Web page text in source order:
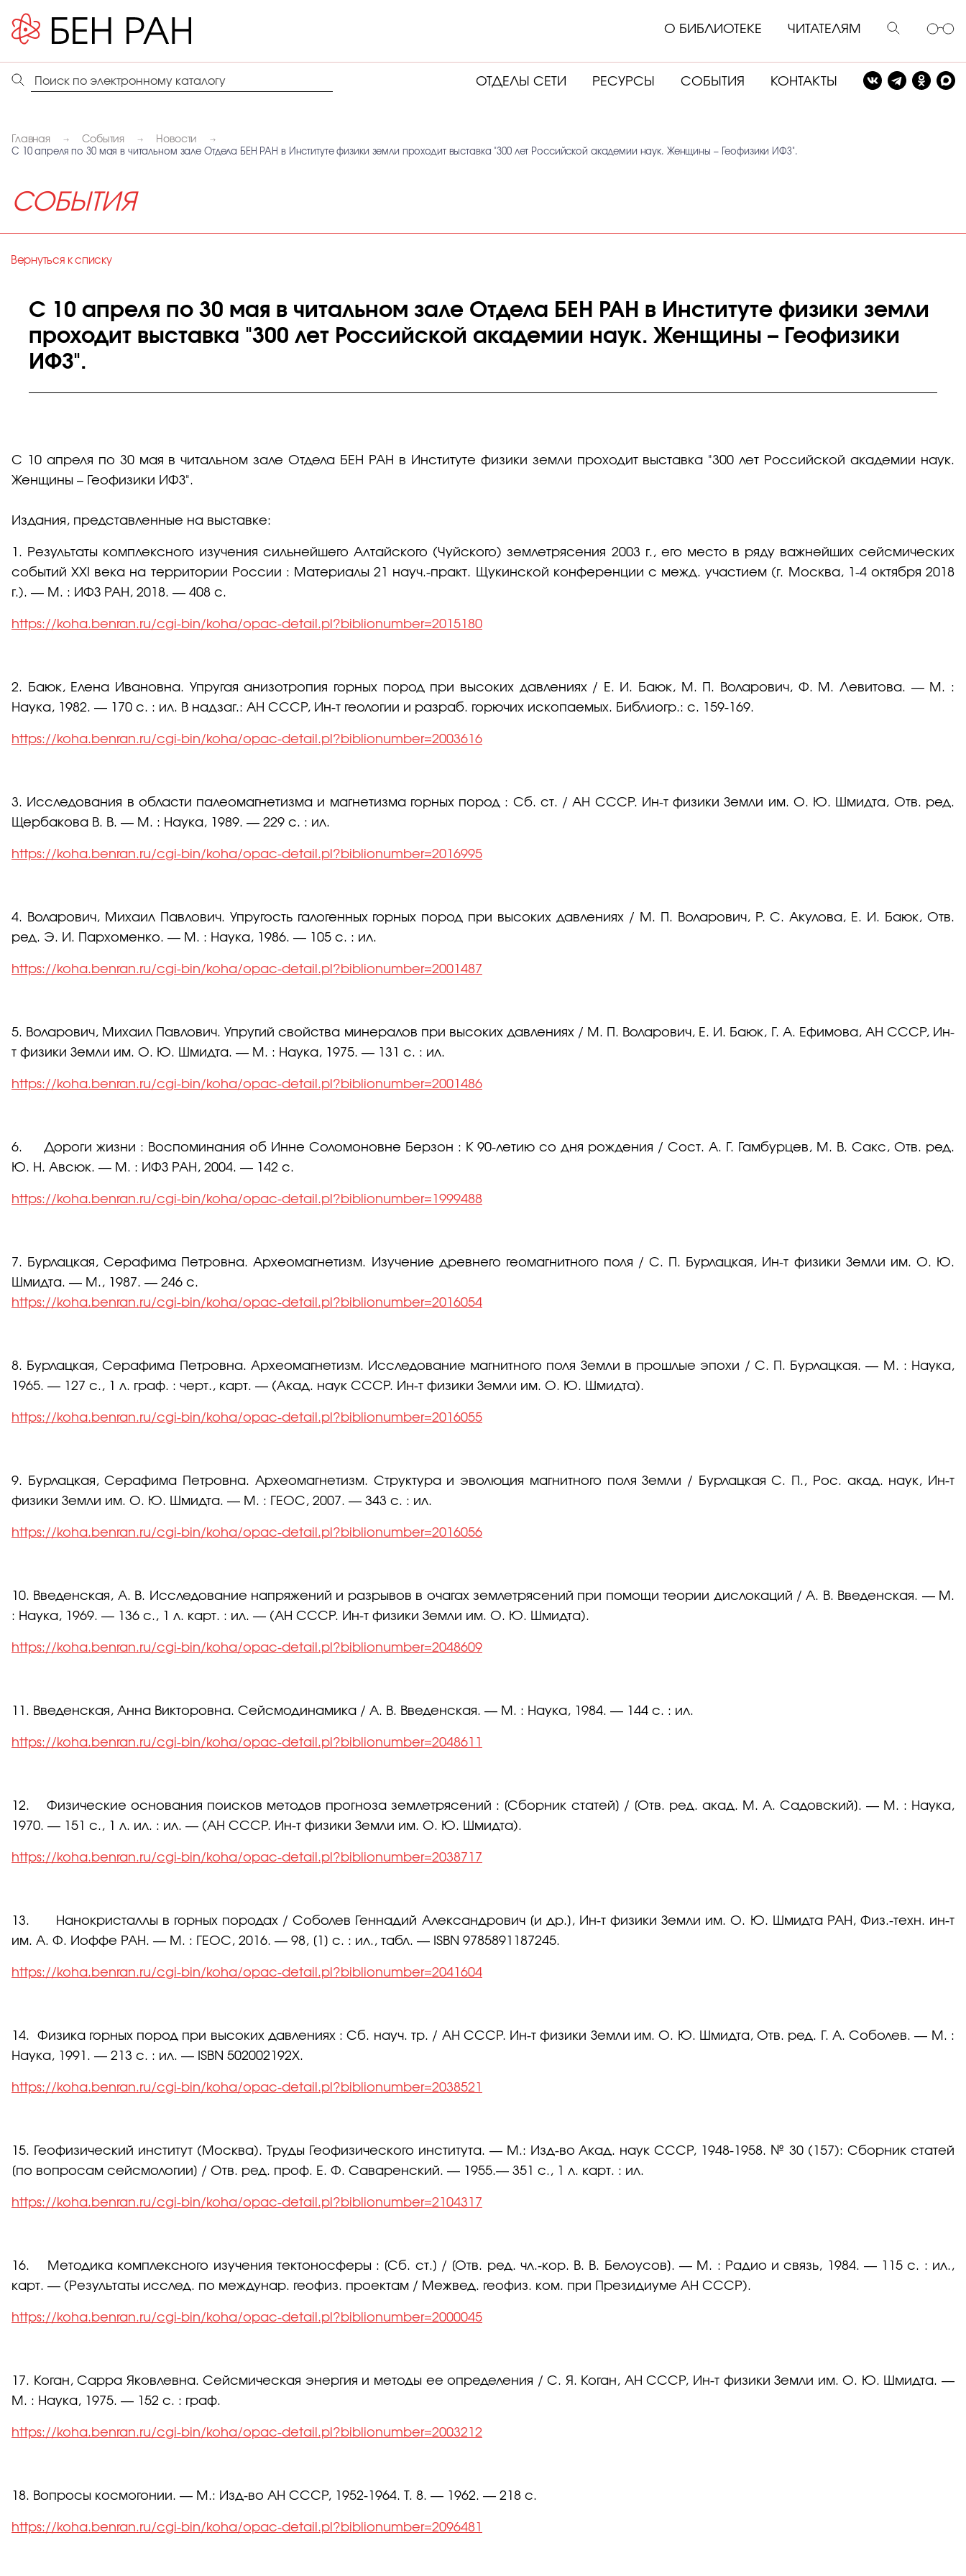
О БИБЛИОТЕКЕ ЧИТАТЕЛЯМ
ОТДЕЛЫ СЕТИ РЕСУРСЫ СОБЫТИЯ КОНТАКТЫ
Главная События Новости
С 10 апреля по 30 мая в читальном зале Отдела БЕН РАН в Институте физики земли проходит выставка "300 лет Российской академии наук. Женщины – Геофизики ИФЗ".
СОБЫТИЯ
Вернуться к списку
С 10 апреля по 30 мая в читальном зале Отдела БЕН РАН в Институте физики земли
проходит выставка "300 лет Российской академии наук. Женщины – Геофизики
ИФЗ".
С 10 апреля по 30 мая в читальном зале Отдела БЕН РАН в Институте физики земли проходит выставка "300 лет Российской академии наук.
Женщины – Геофизики ИФЗ".
Издания, представленные на выставке:
1. Результаты комплексного изучения сильнейшего Алтайского (Чуйского) землетрясения 2003 г., его место в ряду важнейших сейсмических
событий XXI века на территории России : Материалы 21 науч.-практ. Щукинской конференции с межд. участием (г. Москва, 1-4 октября 2018
г.). — М. : ИФЗ РАН, 2018. — 408 с.
https://koha.benran.ru/cgi-bin/koha/opac-detail.pl?biblionumber=2015180
2. Баюк, Елена Ивановна. Упругая анизотропия горных пород при высоких давлениях / Е. И. Баюк, М. П. Воларович, Ф. М. Левитова. — М. :
Наука, 1982. — 170 с. : ил. В надзаг.: АН СССР, Ин-т геологии и разраб. горючих ископаемых. Библиогр.: с. 159-169.
https://koha.benran.ru/cgi-bin/koha/opac-detail.pl?biblionumber=2003616
3. Исследования в области палеомагнетизма и магнетизма горных пород : Сб. ст. / АН СССР. Ин-т физики Земли им. О. Ю. Шмидта, Отв. ред.
Щербакова В. В. — М. : Наука, 1989. — 229 с. : ил.
https://koha.benran.ru/cgi-bin/koha/opac-detail.pl?biblionumber=2016995
4. Воларович, Михаил Павлович. Упругость галогенных горных пород при высоких давлениях / М. П. Воларович, Р. С. Акулова, Е. И. Баюк, Отв.
ред. Э. И. Пархоменко. — М. : Наука, 1986. — 105 с. : ил.
https://koha.benran.ru/cgi-bin/koha/opac-detail.pl?biblionumber=2001487
5. Воларович, Михаил Павлович. Упругий свойства минералов при высоких давлениях / М. П. Воларович, Е. И. Баюк, Г. А. Ефимова, АН СССР, Ин-
т физики Земли им. О. Ю. Шмидта. — М. : Наука, 1975. — 131 с. : ил.
https://koha.benran.ru/cgi-bin/koha/opac-detail.pl?biblionumber=2001486
6. Дороги жизни : Воспоминания об Инне Соломоновне Берзон : К 90-летию со дня рождения / Сост. А. Г. Гамбурцев, М. В. Сакс, Отв. ред.
Ю. Н. Авсюк. — М. : ИФЗ РАН, 2004. — 142 с.
https://koha.benran.ru/cgi-bin/koha/opac-detail.pl?biblionumber=1999488
7. Бурлацкая, Серафима Петровна. Археомагнетизм. Изучение древнего геомагнитного поля / С. П. Бурлацкая, Ин-т физики Земли им. О. Ю.
Шмидта. — М., 1987. — 246 с.
https://koha.benran.ru/cgi-bin/koha/opac-detail.pl?biblionumber=2016054
8. Бурлацкая, Серафима Петровна. Археомагнетизм. Исследование магнитного поля Земли в прошлые эпохи / С. П. Бурлацкая. — М. : Наука,
1965. — 127 с., 1 л. граф. : черт., карт. — (Акад. наук СССР. Ин-т физики Земли им. О. Ю. Шмидта).
https://koha.benran.ru/cgi-bin/koha/opac-detail.pl?biblionumber=2016055
9. Бурлацкая, Серафима Петровна. Археомагнетизм. Структура и эволюция магнитного поля Земли / Бурлацкая С. П., Рос. акад. наук, Ин-т
физики Земли им. О. Ю. Шмидта. — М. : ГЕОС, 2007. — 343 с. : ил.
https://koha.benran.ru/cgi-bin/koha/opac-detail.pl?biblionumber=2016056
10. Введенская, А. В. Исследование напряжений и разрывов в очагах землетрясений при помощи теории дислокаций / А. В. Введенская. — М.
: Наука, 1969. — 136 с., 1 л. карт. : ил. — (АН СССР. Ин-т физики Земли им. О. Ю. Шмидта).
https://koha.benran.ru/cgi-bin/koha/opac-detail.pl?biblionumber=2048609
11. Введенская, Анна Викторовна. Сейсмодинамика / А. В. Введенская. — М. : Наука, 1984. — 144 с. : ил.
https://koha.benran.ru/cgi-bin/koha/opac-detail.pl?biblionumber=2048611
12. Физические основания поисков методов прогноза землетрясений : [Сборник статей] / [Отв. ред. акад. М. А. Садовский]. — М. : Наука,
1970. — 151 с., 1 л. ил. : ил. — (АН СССР. Ин-т физики Земли им. О. Ю. Шмидта).
https://koha.benran.ru/cgi-bin/koha/opac-detail.pl?biblionumber=2038717
13. Нанокристаллы в горных породах / Соболев Геннадий Александрович [и др.], Ин-т физики Земли им. О. Ю. Шмидта РАН, Физ.-техн. ин-т
им. А. Ф. Иоффе РАН. — М. : ГЕОС, 2016. — 98, [1] с. : ил., табл. — ISBN 9785891187245.
https://koha.benran.ru/cgi-bin/koha/opac-detail.pl?biblionumber=2041604
14. Физика горных пород при высоких давлениях : Сб. науч. тр. / АН СССР. Ин-т физики Земли им. О. Ю. Шмидта, Отв. ред. Г. А. Соболев. — М. :
Наука, 1991. — 213 с. : ил. — ISBN 502002192X.
https://koha.benran.ru/cgi-bin/koha/opac-detail.pl?biblionumber=2038521
15. Геофизический институт (Москва). Труды Геофизического института. — М.: Изд-во Акад. наук СССР, 1948-1958. № 30 (157): Сборник статей
[по вопросам сейсмологии] / Отв. ред. проф. Е. Ф. Саваренский. — 1955.— 351 с., 1 л. карт. : ил.
https://koha.benran.ru/cgi-bin/koha/opac-detail.pl?biblionumber=2104317
16. Методика комплексного изучения тектоносферы : [Сб. ст.] / [Отв. ред. чл.-кор. В. В. Белоусов]. — М. : Радио и связь, 1984. — 115 с. : ил.,
карт. — (Результаты исслед. по междунар. геофиз. проектам / Межвед. геофиз. ком. при Президиуме АН СССР).
https://koha.benran.ru/cgi-bin/koha/opac-detail.pl?biblionumber=2000045
17. Коган, Сарра Яковлевна. Сейсмическая энергия и методы ее определения / С. Я. Коган, АН СССР, Ин-т физики Земли им. О. Ю. Шмидта. —
М. : Наука, 1975. — 152 с. : граф.
https://koha.benran.ru/cgi-bin/koha/opac-detail.pl?biblionumber=2003212
18. Вопросы космогонии. — М.: Изд-во АН СССР, 1952-1964. Т. 8. — 1962. — 218 с.
https://koha.benran.ru/cgi-bin/koha/opac-detail.pl?biblionumber=2096481